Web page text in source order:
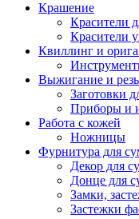
Крашение
Красители
Красители
Квиллинг и
Выжигание и
Заготовки
Приборы и
Работа с кожей
Ножницы
Фурнитура для
Декор для
Донце для
Замки,
Застежки